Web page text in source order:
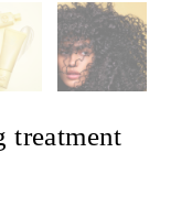
treatment